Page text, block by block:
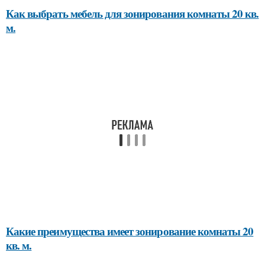
Как выбрать мебель для зонирования комнаты 20 кв.
м.
Какие преимущества имеет зонирование комнаты 20
кв. м.